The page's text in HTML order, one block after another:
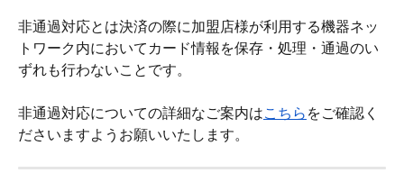
非通過対応とは決済の際に加盟店様が利用する機器ネッ
トワーク内においてカード情報を保存・処理・通過のい
ずれも行わないことです。
非通過対応についての詳細なご案内はこちらをご確認く
ださいますようお願いいたします。